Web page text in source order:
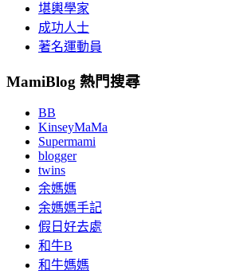
堪輿學家
成功人士
著名運動員
MamiBlog 熱門搜尋
BB
KinseyMaMa
Supermami
blogger
twins
余媽媽
余媽媽手記
假日好去處
和牛B
和牛媽媽